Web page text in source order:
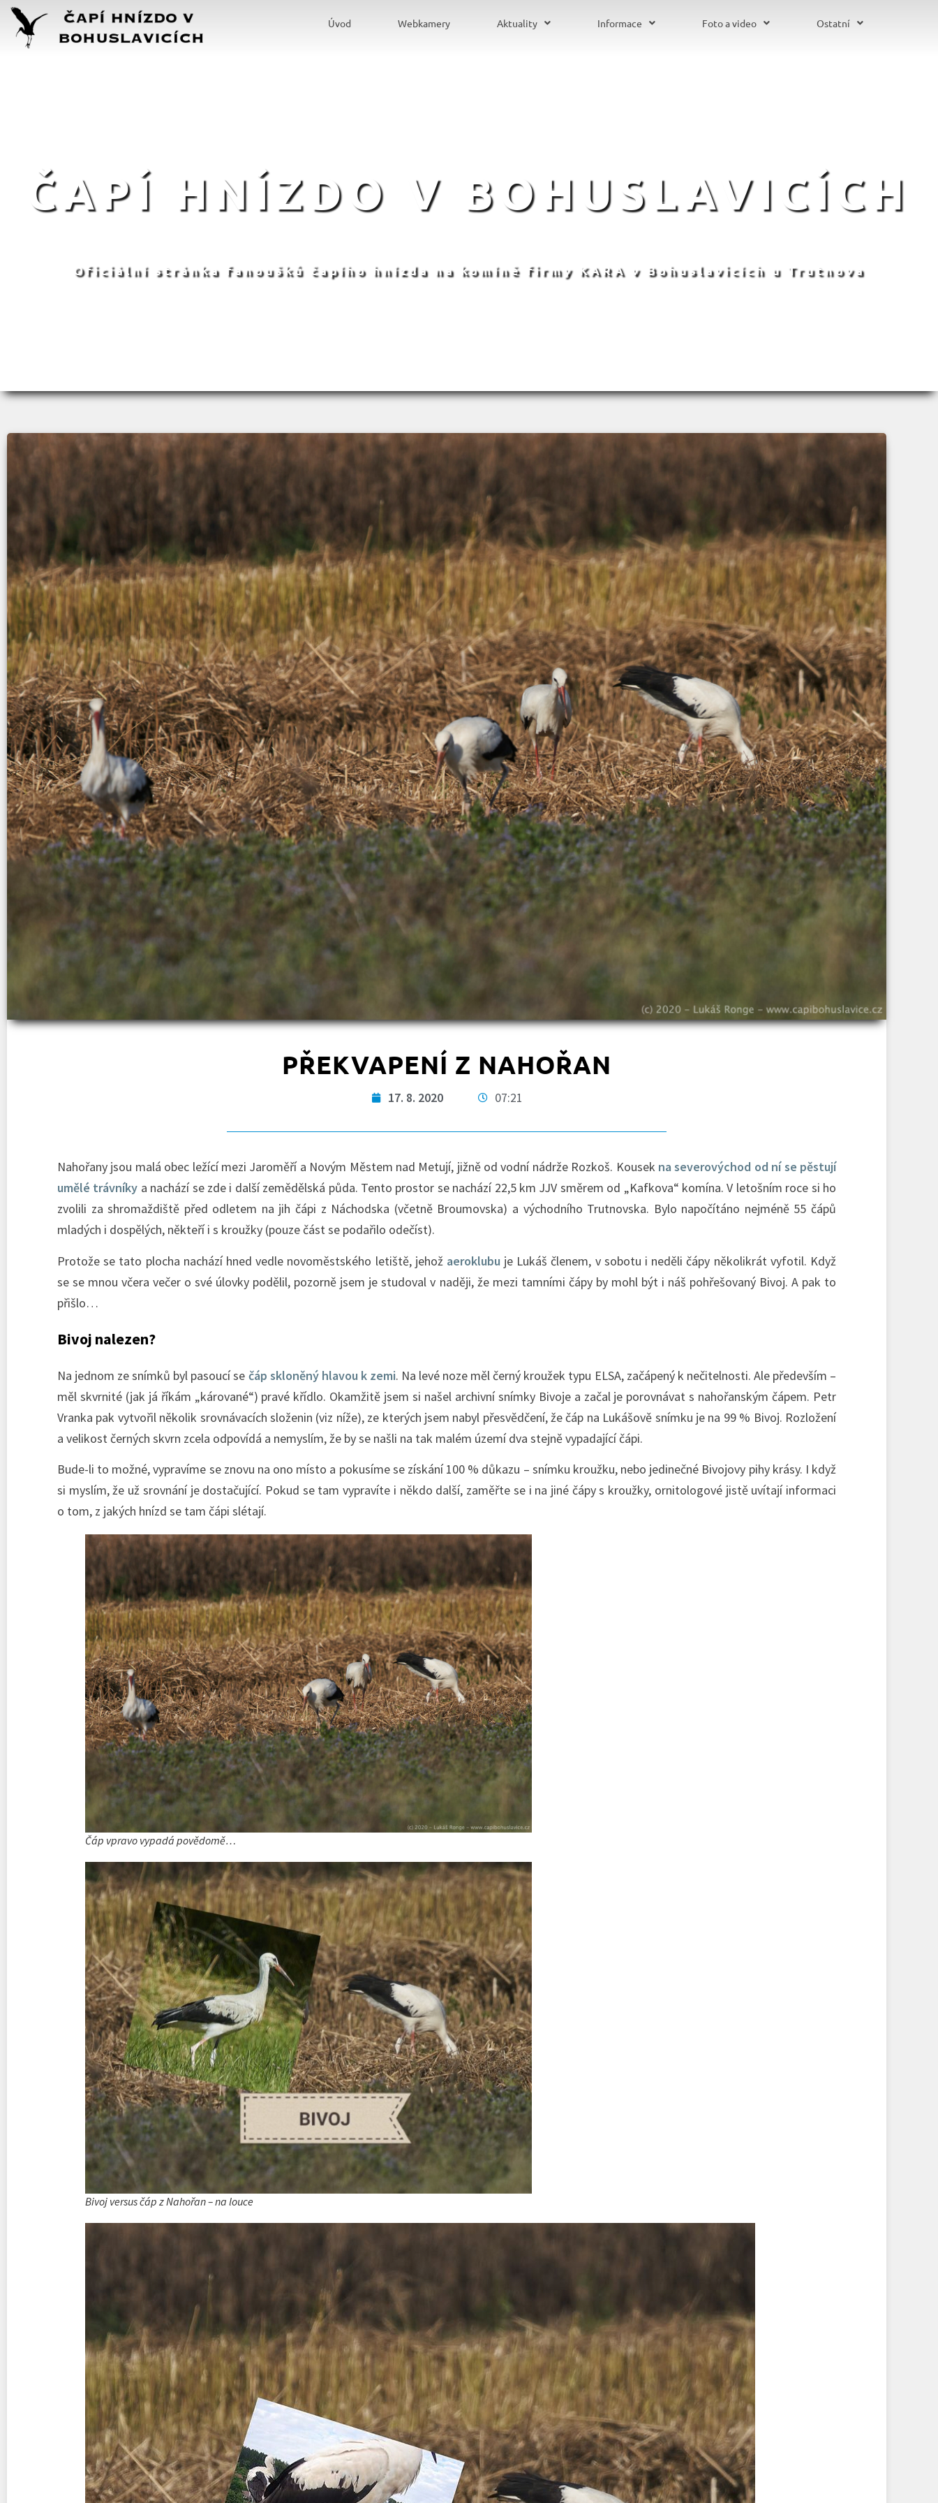
Úvod Webkamery Aktuality Informace Foto a video Ostatní
ČAPÍ HNÍZDO V BOHUSLAVICÍCH
Oficiální stránka fanoušků čapího hnízda na komíně firmy KARA v Bohuslavicích u Trutnova
PŘEKVAPENÍ Z NAHOŘAN
17. 8. 2020 07:21
Nahořany jsou malá obec ležící mezi Jaroměří a Novým Městem nad Metují, jižně od vodní nádrže Rozkoš. Kousek na severovýchod od ní se pěstují
umělé trávníky a nachází se zde i další zemědělská půda. Tento prostor se nachází 22,5 km JJV směrem od „Kafkova“ komína. V letošním roce si ho
zvolili za shromaždiště před odletem na jih čápi z Náchodska (včetně Broumovska) a východního Trutnovska. Bylo napočítáno nejméně 55 čápů
mladých i dospělých, někteří i s kroužky (pouze část se podařilo odečíst).
Protože se tato plocha nachází hned vedle novoměstského letiště, jehož aeroklubu je Lukáš členem, v sobotu i neděli čápy několikrát vyfotil. Když
se se mnou včera večer o své úlovky podělil, pozorně jsem je studoval v naději, že mezi tamními čápy by mohl být i náš pohřešovaný Bivoj. A pak to
přišlo…
Bivoj nalezen?
Na jednom ze snímků byl pasoucí se čáp skloněný hlavou k zemi. Na levé noze měl černý kroužek typu ELSA, začápený k nečitelnosti. Ale především –
měl skvrnité (jak já říkám „kárované“) pravé křídlo. Okamžitě jsem si našel archivní snímky Bivoje a začal je porovnávat s nahořanským čápem. Petr
Vranka pak vytvořil několik srovnávacích složenin (viz níže), ze kterých jsem nabyl přesvědčení, že čáp na Lukášově snímku je na 99 % Bivoj. Rozložení
a velikost černých skvrn zcela odpovídá a nemyslím, že by se našli na tak malém území dva stejně vypadající čápi.
Bude-li to možné, vypravíme se znovu na ono místo a pokusíme se získání 100 % důkazu – snímku kroužku, nebo jedinečné Bivojovy pihy krásy. I když
si myslím, že už srovnání je dostačující. Pokud se tam vypravíte i někdo další, zaměřte se i na jiné čápy s kroužky, ornitologové jistě uvítají informaci
o tom, z jakých hnízd se tam čápi slétají.
Čáp vpravo vypadá povědomě…
Bivoj versus čáp z Nahořan – na louce